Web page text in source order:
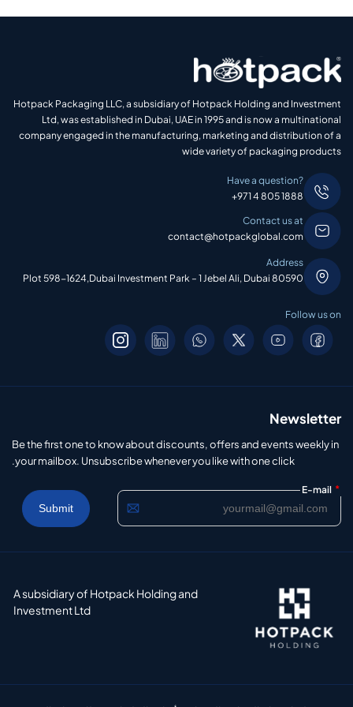
Hotpack Packaging LLC, a subsidiary of Hotpack Holding and Investment
Ltd, was established in Dubai, UAE in 1995 and is now a multinational
company engaged in the manufacturing, marketing and distribution of a
wide variety of packaging products
Have a question?
+971 4 805 1888
Contact us at
contact@hotpackglobal.com
Address
Plot 598-1624,Dubai Investment Park – 1 Jebel Ali, Dubai 80590
Follow us on
Newsletter
Be the first one to know about discounts, offers and events weekly in
your mailbox. Unsubscribe whenever you like with one click.
E-mail *
A subsidiary of Hotpack Holding and
Investment Ltd